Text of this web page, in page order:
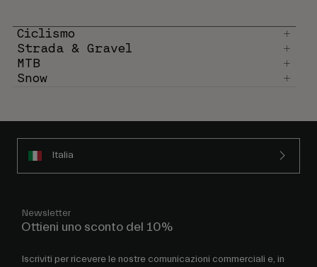
Ciclismo
Strada & Gravel
MTB
Snow
Italia
Newsletter
Ottieni uno sconto del 10%
Iscriviti per ricevere le nostre comunicazioni commerciali e, in